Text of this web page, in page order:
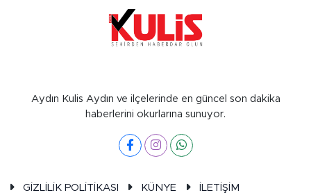
Aydın Kulis Aydın ve ilçelerinde en güncel son dakika
haberlerini okurlarına sunuyor.
GİZLİLİK POLİTİKASI KÜNYE İLETİŞİM